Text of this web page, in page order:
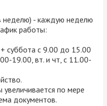
неделю) - каждую неделю
работы:
суббота с 9.00 до 15.00
19.00, вт. и чт, с 11.00-
по мере
документов.